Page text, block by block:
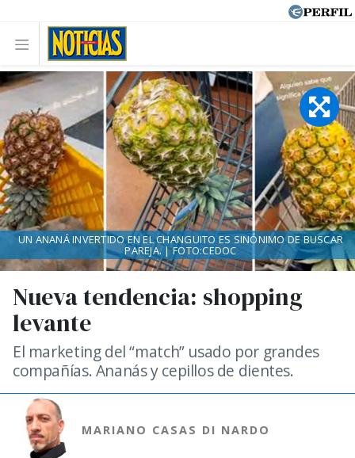
Nueva tendencia: shopping
levante
El marketing del “match” usado por grandes
compañías. Ananás y cepillos de dientes.
MARIANO CASAS DI NARDO
UN ANANÁ INVERTIDO EN EL CHANGUITO ES SINÓNIMO DE BUSCAR
PAREJA. | FOTO:CEDOC